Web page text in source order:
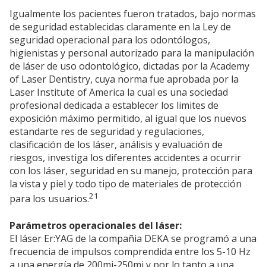
Igualmente los pacientes fueron tratados, bajo normas
de seguridad establecidas claramente en la Ley de
seguridad operacional para los odontólogos,
higienistas y personal autorizado para la manipulación
de láser de uso odontológico, dictadas por la Academy
of Laser Dentistry, cuya norma fue aprobada por la
Laser Institute of America la cual es una sociedad
profesional dedicada a establecer los limites de
exposición máximo permitido, al igual que los nuevos
estandarte res de seguridad y regulaciones,
clasificación de los láser, análisis y evaluación de
riesgos, investiga los diferentes accidentes a ocurrir
con los láser, seguridad en su manejo, protección para
la vista y piel y todo tipo de materiales de protección
para los usuarios.21
Parámetros operacionales del láser:
El láser Er:YAG de la compañia DEKA se programó a una
frecuencia de impulsos comprendida entre los 5-10 Hz